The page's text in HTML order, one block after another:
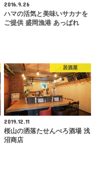
2016.9.26
ハマの活気と美味いサカナを
ご提供 盛岡漁港 あっぱれ
居酒屋
2019.12.11
桜山の洒落たせんべろ酒場 浅
沼商店